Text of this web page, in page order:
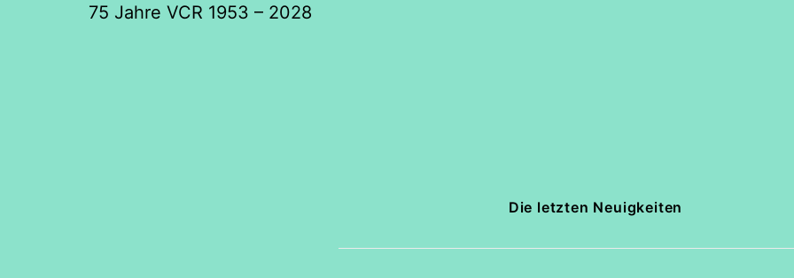
75 Jahre VCR 1953 – 2028
Die letzten Neuigkeiten